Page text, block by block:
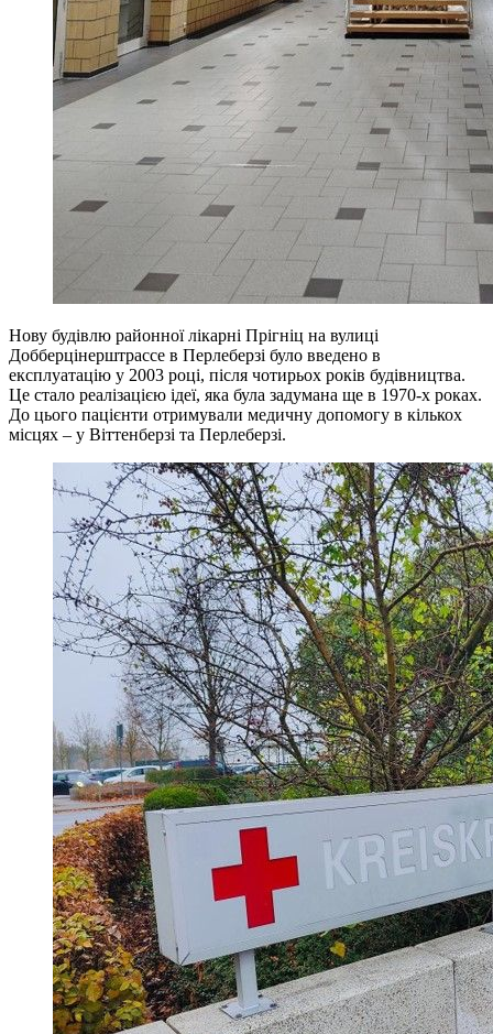
Нову будівлю районної лікарні Прігніц на вулиці
Добберцінерштрассе в Перлеберзі було введено в
експлуатацію у 2003 році, після чотирьох років будівництва.
Це стало реалізацією ідеї, яка була задумана ще в 1970-х роках.
До цього пацієнти отримували медичну допомогу в кількох
місцях – у Віттенберзі та Перлеберзі.